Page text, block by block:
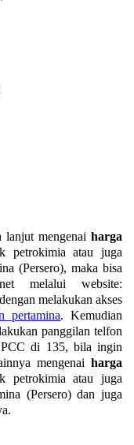
mengenai harga
petrokimia atau juga
(Persero), maka bisa
melakukan akses
pertamina. Kemudian
panggilan telfon
PCC di 135, bila ingin
mengenai harga
petrokimia atau juga
(Persero) dan juga